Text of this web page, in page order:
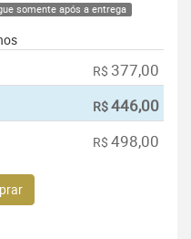
somente após a entrega
R$ 377,00
R$446,00
R$ 498,00